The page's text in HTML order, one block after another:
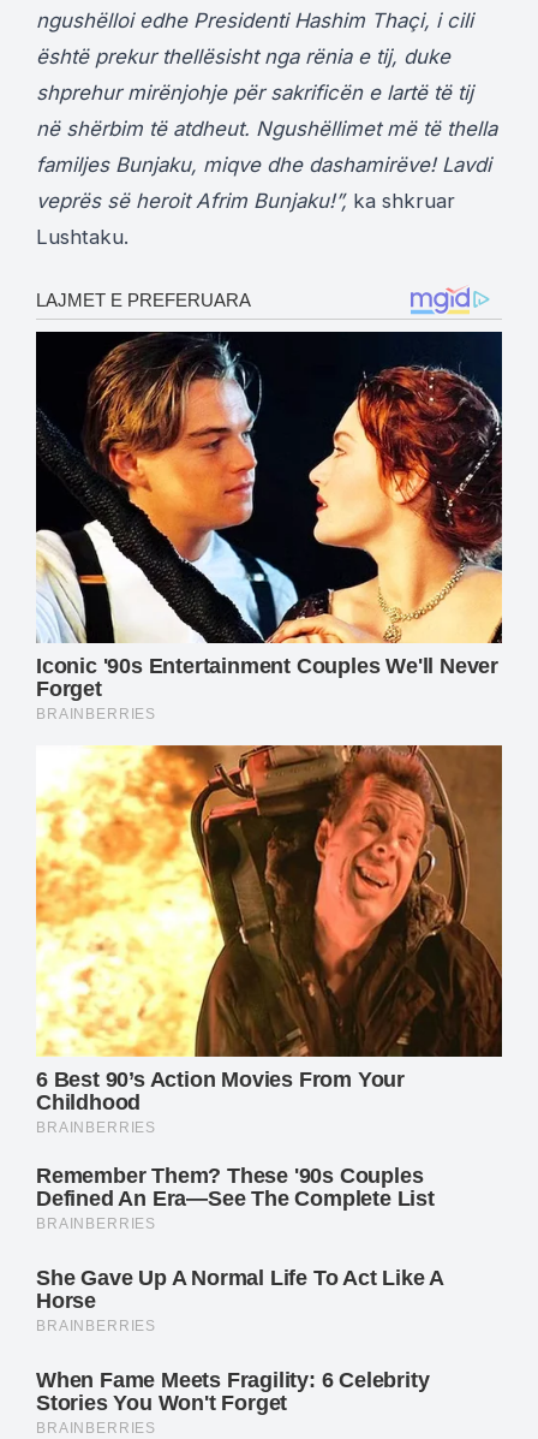
ngushëlloi edhe Presidenti Hashim Thaçi, i cili
është prekur thellësisht nga rënia e tij, duke
shprehur mirënjohje për sakrificën e lartë të tij
në shërbim të atdheut. Ngushëllimet më të thella
familjes Bunjaku, miqve dhe dashamirëve! Lavdi
veprës së heroit Afrim Bunjaku!”, ka shkruar
Lushtaku.